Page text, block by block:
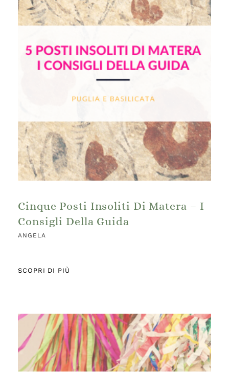
Cinque Posti Insoliti Di Matera – I
Consigli Della Guida
ANGELA
SCOPRI DI PIÙ